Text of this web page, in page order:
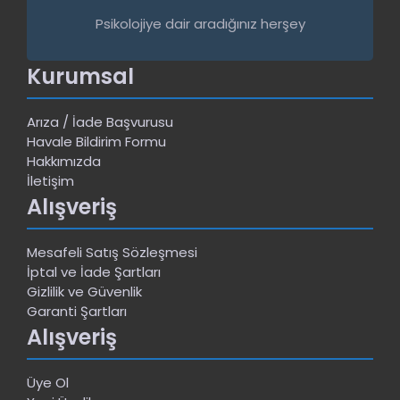
Psikolojiye dair aradığınız herşey
Kurumsal
Arıza / İade Başvurusu
Havale Bildirim Formu
Hakkımızda
İletişim
Alışveriş
Mesafeli Satış Sözleşmesi
İptal ve İade Şartları
Gizlilik ve Güvenlik
Garanti Şartları
Alışveriş
Üye Ol